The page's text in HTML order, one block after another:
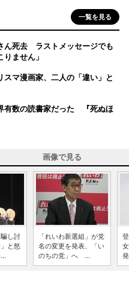
一覧を見る
ん死去 ラストメッセージでも
ません」
マ漫画家、二人の「違い」と
有数の読書家だった 『死ぬほ
画像で見る
し討
と怒
「れいわ新選組」が党
名の変更を発表、「い
のちの党」へ ...